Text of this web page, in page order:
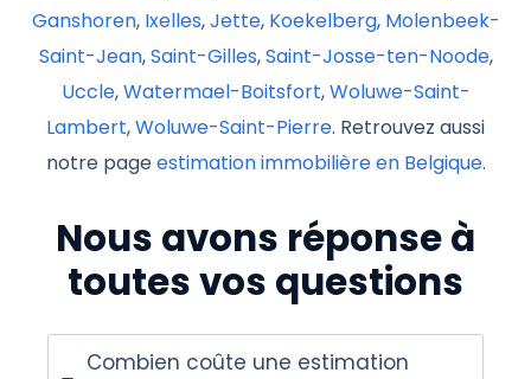
Ganshoren, Ixelles,Jette, Koekelberg, Molenbeek-
Saint-Jean,Saint-Gilles,Saint-Josse-ten-Noode,
Uccle,Watermael-Boitsfort,Woluwe-Saint-
Lambert,Woluwe-Saint-Pierre. Retrouvez aussi
notre pageestimation immobilière en Belgique.
Nous avons réponse à
toutes vos questions
Combien coûte une estimation